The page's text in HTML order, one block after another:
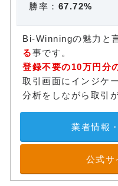
勝率： 67.72%
Bi-Winningの魅力と
る事です。
登録不要の10万円分
取引画面にインジケ
分析をしながら取引
業者情報
公式サ